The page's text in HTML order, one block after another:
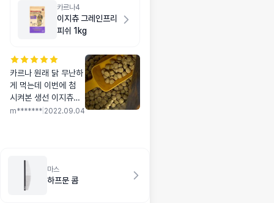
카르나4
이지츄 그레인프리
피쉬 1kg
카르나 원래 닭 무난하
게 먹는데 이번에 첨
시켜본 생선 이지츄도
잘 먹어요👍🏻 한 마리
쿠키 간식도 잘 먹고
있어요! 어느새 거의 다
비워가서 또 주문해야
m******* 2022.09.04
마스
하프문 콤